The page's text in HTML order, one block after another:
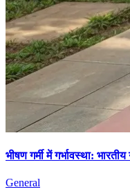
भीषण गर्मी में गर्भावस्था: भारतीय
General